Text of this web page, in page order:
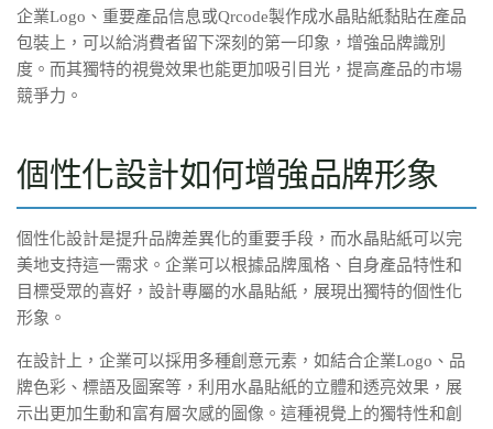
企業Logo、重要產品信息或Qrcode製作成水晶貼紙黏貼在產品
包裝上，可以給消費者留下深刻的第一印象，增強品牌識別
度。而其獨特的視覺效果也能更加吸引目光，提高產品的市場
競爭力。
個性化設計如何增強品牌形象
個性化設計是提升品牌差異化的重要手段，而水晶貼紙可以完
美地支持這一需求。企業可以根據品牌風格、自身產品特性和
目標受眾的喜好，設計專屬的水晶貼紙，展現出獨特的個性化
形象。
在設計上，企業可以採用多種創意元素，如結合企業Logo、品
牌色彩、標語及圖案等，利用水晶貼紙的立體和透亮效果，展
示出更加生動和富有層次感的圖像。這種視覺上的獨特性和創